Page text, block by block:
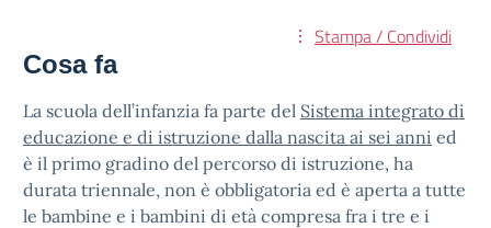
Stampa / Condividi
Cosa fa
La scuola dell’infanzia fa parte del Sistema integrato di
educazione e di istruzione dalla nascita ai sei anni ed
è il primo gradino del percorso di istruzione, ha
durata triennale, non è obbligatoria ed è aperta a tutte
le bambine e i bambini di età compresa fra i tre e i